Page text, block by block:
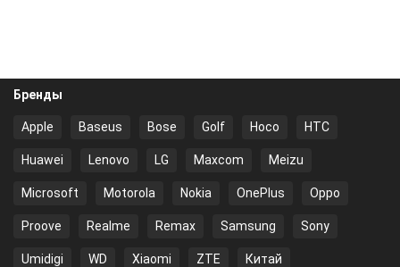
Бренды
Apple Baseus Bose Golf Hoco HTC
Huawei Lenovo LG Maxcom Meizu
Microsoft Motorola Nokia OnePlus Oppo
Proove Realme Remax Samsung Sony
Umidigi WD Xiaomi ZTE Китай